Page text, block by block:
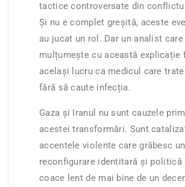
tactice controversate din
Și nu e complet greșită, aceste
au jucat un rol. Dar un analist care
mulțumește cu această explicație
același lucru ca medicul care
fără să caute infecția.
Gaza și Iranul nu sunt cauzele
acestei transformări. Sunt
accentele violente care grăbesc
reconfigurare identitară și politică
coace lent de mai bine de un